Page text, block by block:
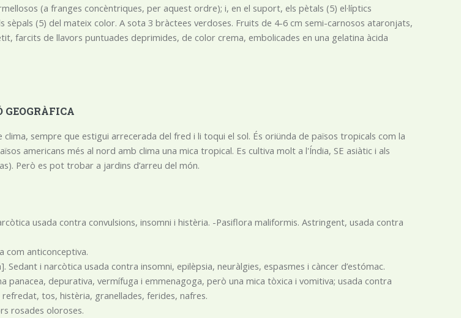
(a franges concèntriques, per aquest ordre); i, en el suport, els pètals (5) el·líptics
sèpals (5) del mateix color. A sota 3 bràctees verdoses. Fruits de 4-6 cm semi-carnosos ataronjats,
farcits de llavors puntuades deprimides, de color crema, embolicades en una gelatina àcida
clima, sempre que estigui arrecerada del fred i li toqui el sol. És oriünda de països tropicals com la
americans més al nord amb clima una mica tropical. Es cultiva molt a l'Índia, SE asiàtic i als
Però es pot trobar a jardins d’arreu del món.
usada contra convulsions, insomni i histèria. -Pasiflora maliformis. Astringent, usada contra
com anticonceptiva.
Sedant i narcòtica usada contra insomni, epilèpsia, neuràlgies, espasmes i càncer d’estómac.
panacea, depurativa, vermífuga i emmenagoga, però una mica tòxica i vomitiva; usada contra
tos, histèria, granellades, ferides, nafres.
rosades oloroses.